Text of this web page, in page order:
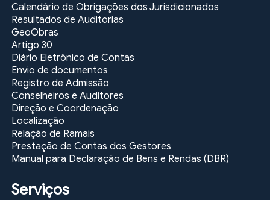
Calendário de Obrigações dos Jurisdicionados
Resultados de Auditorias
GeoObras
Artigo 30
Diário Eletrônico de Contas
Envio de documentos
Registro de Admissão
Conselheiros e Auditores
Direção e Coordenação
Localização
Relação de Ramais
Prestação de Contas dos Gestores
Manual para Declaração de Bens e Rendas (DBR)
Serviços